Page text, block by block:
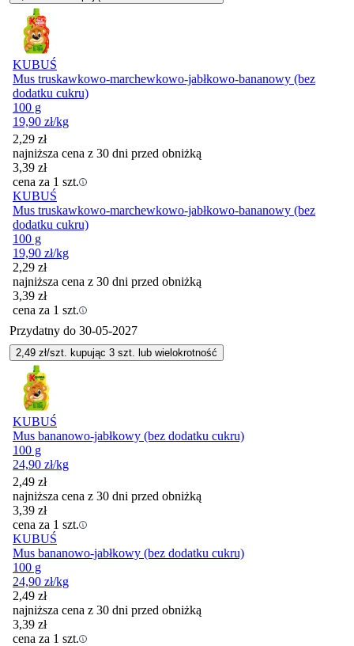
KUBUŚ
Mus truskawkowo-marchewkowo-jabłkowo-bananowy (bez
dodatku cukru)
100 g
19,90 zł/kg
2,29 zł
najniższa cena z 30 dni przed obniżką
3,39 zł
cena za 1 szt.
KUBUŚ
Mus truskawkowo-marchewkowo-jabłkowo-bananowy (bez
dodatku cukru)
100 g
19,90 zł/kg
2,29 zł
najniższa cena z 30 dni przed obniżką
3,39 zł
cena za 1 szt.
Przydatny do 30-05-2027
2,49 zł/szt. kupując 3 szt. lub wielokrotność
KUBUŚ
Mus bananowo-jabłkowy (bez dodatku cukru)
100 g
24,90 zł/kg
2,49 zł
najniższa cena z 30 dni przed obniżką
3,39 zł
cena za 1 szt.
KUBUŚ
Mus bananowo-jabłkowy (bez dodatku cukru)
100 g
24,90 zł/kg
2,49 zł
najniższa cena z 30 dni przed obniżką
3,39 zł
cena za 1 szt.